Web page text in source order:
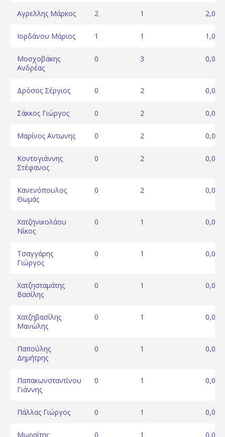
Αγρελλης Μάρκος 2 1 2,00
Ιορδάνου Μάριος 1 1 1,00
Μοσχοβάκης
Ανδρέας
0 3 0,00
Δρόσος Σέργιος 0 2 0,00
Σάκκος Γιώργος 0 2 0,00
Μαρίνος Αντωνης 0 2 0,00
Κοντογιάννης
Στέφανος
0 2 0,00
Κανενόπουλος
Θωμάς
0 2 0,00
Χατζηνικολάου
Νίκος
0 1 0,00
Τσαγγάρης
Γιώργος
0 1 0,00
Χατζησταμάτης
Βασίλης
0 1 0,00
Χατζηβασίλης
Μανώλης
0 1 0,00
Παπούλης
Δημήτρης
0 1 0,00
Παπακωνσταντίνου
Γιάννης
0 1 0,00
Πάλλας Γιώργος 0 1 0,00
Μωραίτης 0 1 0,00